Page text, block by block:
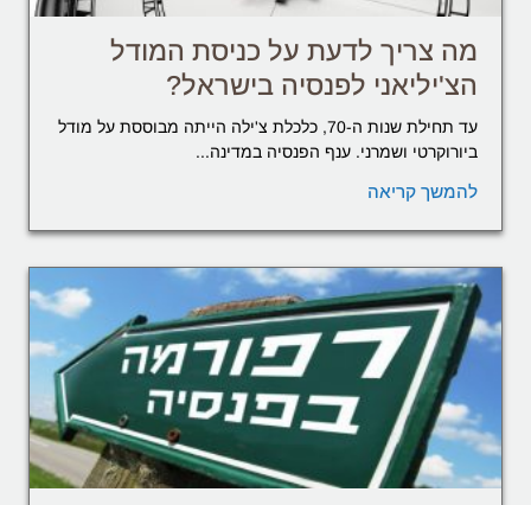
מה צריך לדעת על כניסת המודל
הצ'יליאני לפנסיה בישראל?
עד תחילת שנות ה-70, כלכלת צ'ילה הייתה מבוססת על מודל
ביורוקרטי ושמרני. ענף הפנסיה במדינה...
להמשך קריאה